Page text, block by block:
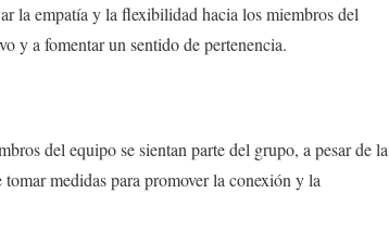
la empatía y la flexibilidad hacia los miembros del
y a fomentar un sentido de pertenencia.
del equipo se sientan parte del grupo, a pesar de la
medidas para promover la conexión y la